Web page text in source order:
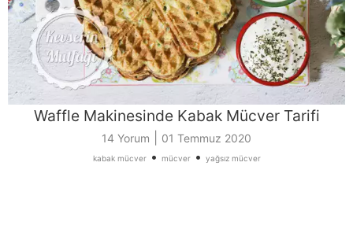
Waffle Makinesinde Kabak Mücver Tarifi
14 Yorum 01 Temmuz 2020
kabak mücver• mücver• yağsız mücver